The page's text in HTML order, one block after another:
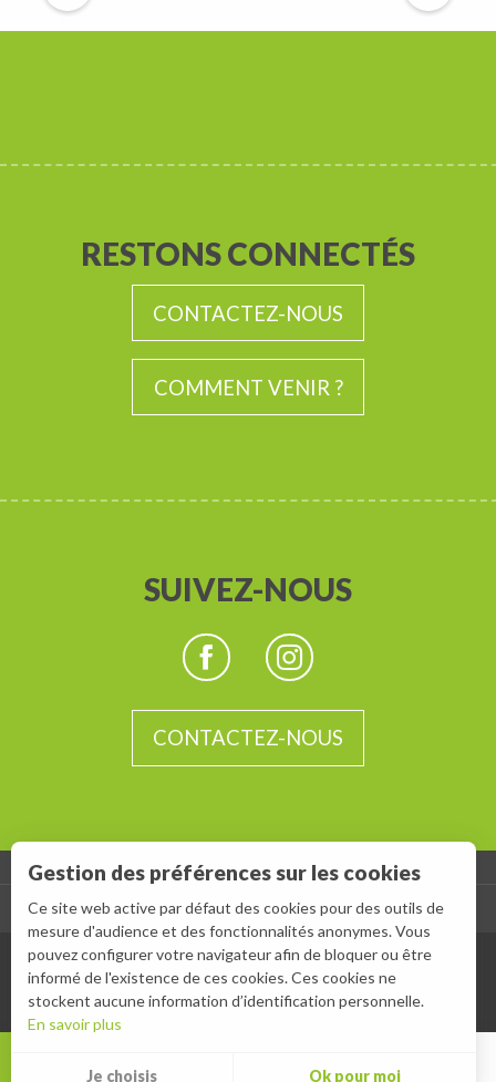
RESTONS CONNECTÉS
CONTACTEZ-NOUS
COMMENT VENIR ?
SUIVEZ-NOUS
CONTACTEZ-NOUS
ESPACE GROUPES - ESPACE PRESSE
Gestion des préférences sur les cookies
Ce site web active par défaut des cookies pour des outils de
mesure d'audience et des fonctionnalités anonymes. Vous
pouvez configurer votre navigateur afin de bloquer ou être
informé de l'existence de ces cookies. Ces cookies ne
stockent aucune information d’identification personnelle.
En savoir plus
Je choisis Ok pour moi